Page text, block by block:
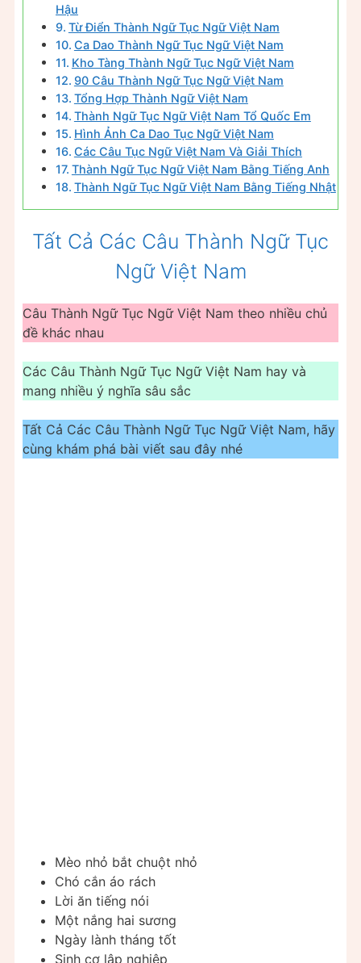
Hậu
Từ Điển Thành Ngữ Tục Ngữ Việt Nam
Ca Dao Thành Ngữ Tục Ngữ Việt Nam
Kho Tàng Thành Ngữ Tục Ngữ Việt Nam
90 Câu Thành Ngữ Tục Ngữ Việt Nam
Tổng Hợp Thành Ngữ Việt Nam
Thành Ngữ Tục Ngữ Việt Nam Tổ Quốc Em
Hình Ảnh Ca Dao Tục Ngữ Việt Nam
Các Câu Tục Ngữ Việt Nam Và Giải Thích
Thành Ngữ Tục Ngữ Việt Nam Bằng Tiếng Anh
Thành Ngữ Tục Ngữ Việt Nam Bằng Tiếng Nhật
Tất Cả Các Câu Thành Ngữ Tục
Ngữ Việt Nam
Câu Thành Ngữ Tục Ngữ Việt Nam theo nhiều chủ
đề khác nhau
Các Câu Thành Ngữ Tục Ngữ Việt Nam hay và
mang nhiều ý nghĩa sâu sắc
Tất Cả Các Câu Thành Ngữ Tục Ngữ Việt Nam, hãy
cùng khám phá bài viết sau đây nhé
Mèo nhỏ bắt chuột nhỏ
Chó cắn áo rách
Lời ăn tiếng nói
Một nắng hai sương
Ngày lành tháng tốt
Sinh cơ lập nghiệp